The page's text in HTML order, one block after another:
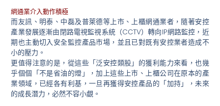
網通業介入動作積極
而友訊、明泰、中磊及普萊德等上市、上櫃網通業者，隨著安控
產業發展逐漸由閉路電視監視系統（CCTV）轉向IP網路監控，近
期也主動切入安全監控產品市場，並且已對既有安控業者造成不
小的壓力。
更值得注意的是，從這些「泛安控類股」的獲利能力來看，也幾
乎個個「不是省油的燈」，加上這些上市、上櫃公司在原本的產
業領域，已經各有利基，一旦再獲得安控產品的「加持」，未來
的成長潛力，必然不容小覷。